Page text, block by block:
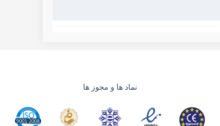
نماد ها و مجوز ها